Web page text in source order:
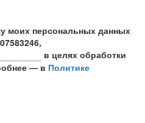
моих персональных данных
в целях обработки
— в Политике